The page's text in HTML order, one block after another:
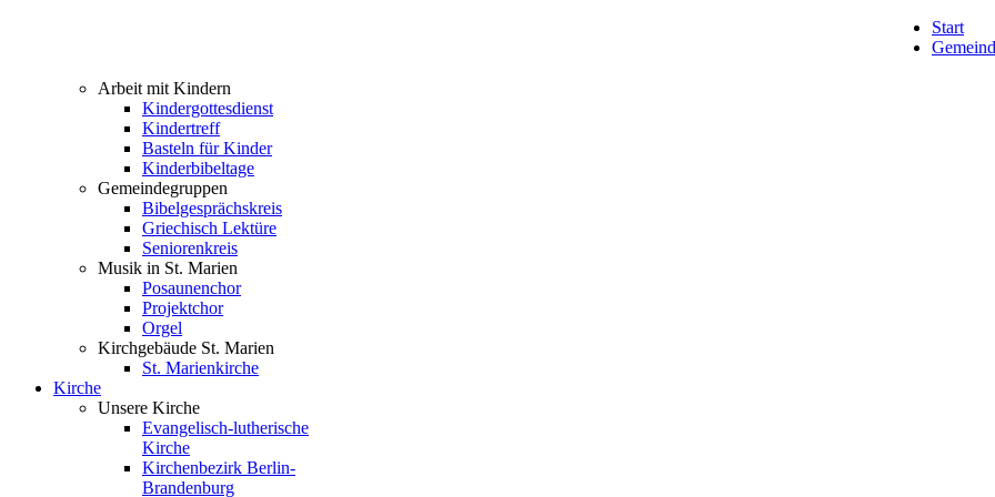
Start
Arbeit mit Kindern
Kindergottesdienst
Kindertreff
Basteln für Kinder
Kinderbibeltage
Gemeindegruppen
Bibelgesprächskreis
Griechisch Lektüre
Seniorenkreis
Musik in St. Marien
Posaunenchor
Projektchor
Orgel
Kirchgebäude St. Marien
St. Marienkirche
Kirche
Unsere Kirche
Evangelisch-lutherische
Kirche
Kirchenbezirk Berlin-
Brandenburg